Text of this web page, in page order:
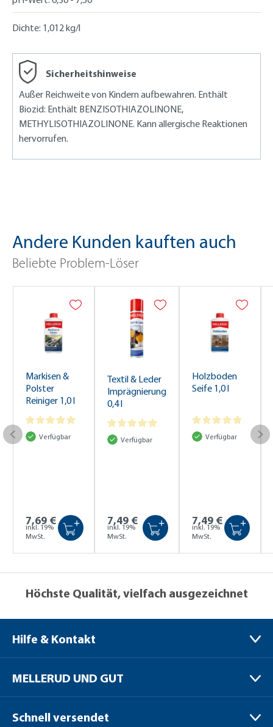
Dichte: 1,012 kg/l
Sicherheitshinweise
Außer Reichweite von Kindern aufbewahren. Enthält
Biozid: Enthält BENZISOTHIAZOLINONE,
METHYLISOTHIAZOLINONE. Kann allergische Reaktionen
hervorrufen.
Andere Kunden kauften auch
Beliebte Problem-Löser
Markisen &
Polster
Reiniger 1,0 l
Verfügbar
7,69 €
inkl. 19%
MwSt.
+
Textil & Leder
Imprägnierung
0,4 l
Verfügbar
7,49 €
inkl. 19%
MwSt.
+
Holzboden
Seife 1,0 l
Verfügbar
7,49 €
inkl. 19%
MwSt.
+
Höchste Qualität, vielfach ausgezeichnet
Hilfe & Kontakt
Bernhard-Röttgen-Waldweg 20
41379 Brüggen / Niederrhein
MELLERUD UND GUT
Verpackungen
Schnell versendet